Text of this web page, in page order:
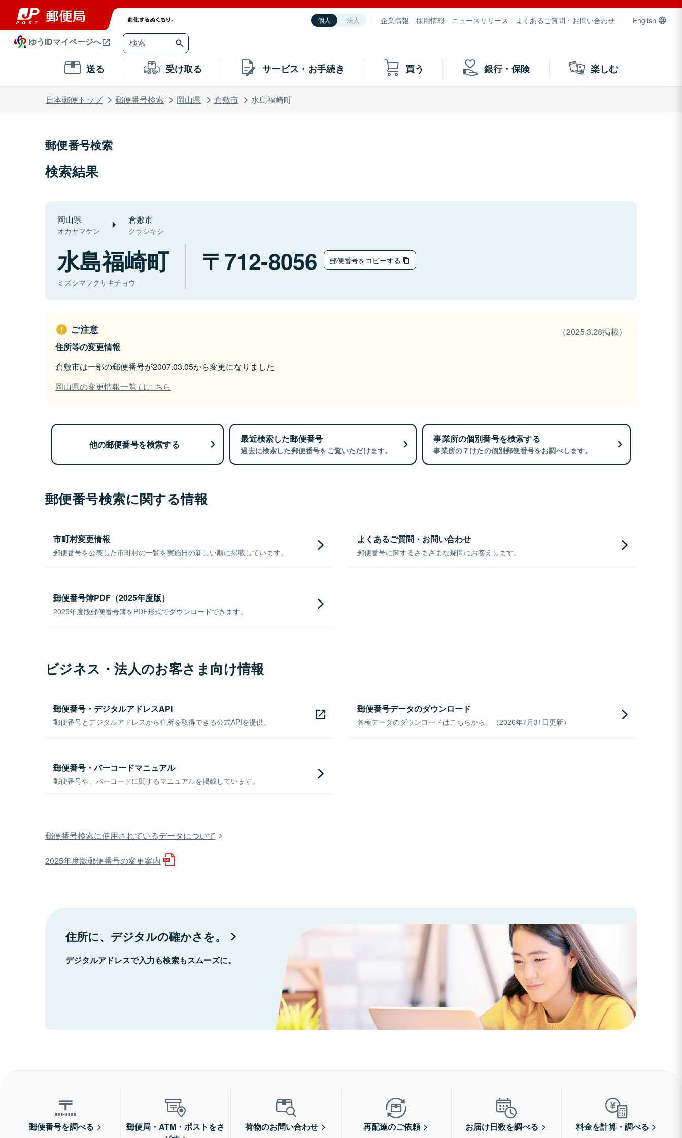
個人 法人 企業情報 採用情報 ニュースリリース よくあるご質問・お問い合わせ English
ゆうIDマイページへ
送る 受け取る サービス・お手続き 買う 銀行・保険 楽しむ
日本郵便トップ 郵便番号検索 岡山県 倉敷市 水島福崎町
郵便番号検索
検索結果
岡山県
オカヤマケン
倉敷市
クラシキシ
水島福崎町
ミズシマフクサキチョウ
712-8056 郵便番号をコピーする
ご注意
（2025.3.28掲載）
住所等の変更情報
倉敷市は一部の郵便番号が2007.03.05から変更になりました
岡山県の変更情報一覧 はこちら
他の郵便番号を検索する 最近検索した郵便番号
過去に検索した郵便番号をご覧いただけます。
事業所の個別番号を検索する
事業所の７けたの個別郵便番号をお調べします。
郵便番号検索に関する情報
市町村変更情報
郵便番号を公表した市町村の一覧を実施日の新しい順に掲載しています。
よくあるご質問・お問い合わせ
郵便番号に関するさまざまな疑問にお答えします。
郵便番号簿PDF（2025年度版）
2025年度版郵便番号簿をPDF形式でダウンロードできます。
ビジネス・法人のお客さま向け情報
郵便番号・デジタルアドレスAPI
郵便番号とデジタルアドレスから住所を取得できる公式APIを提供。
郵便番号データのダウンロード
各種データのダウンロードはこちらから。（2026年7月31日更新）
郵便番号・バーコードマニュアル
郵便番号や、バーコードに関するマニュアルを掲載しています。
郵便番号検索に使用されているデータについて
2025年度版郵便番号の変更案内
住所に、デジタルの確かさを。
デジタルアドレスで入力も検索もスムーズに。
郵便番号を調べる
郵便局・ATM・ポストをさ
荷物のお問い合わせ 再配達のご依頼 お届け日数を調べる 料金を計算・調べる